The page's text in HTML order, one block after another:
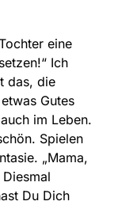
eine
Ich
das, die
Gutes
im Leben.
Spielen
„Mama,
Du Dich